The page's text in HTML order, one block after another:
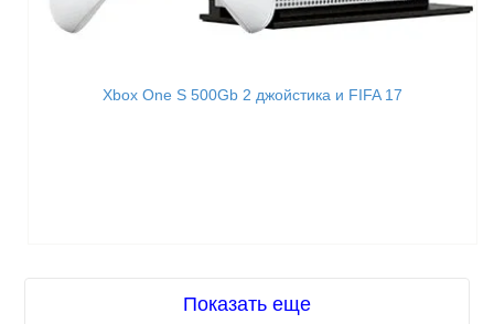
Xbox One S 500Gb 2 джойстика и FIFA 17
Показать еще